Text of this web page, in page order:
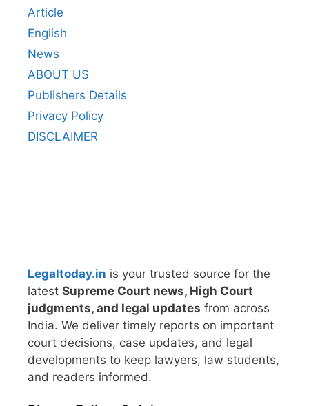
Article
English
News
ABOUT US
Publishers Details
Privacy Policy
DISCLAIMER
Legaltoday.in is your trusted source for the
latest Supreme Court news, High Court
judgments, and legal updates from across
India. We deliver timely reports on important
court decisions, case updates, and legal
developments to keep lawyers, law students,
and readers informed.